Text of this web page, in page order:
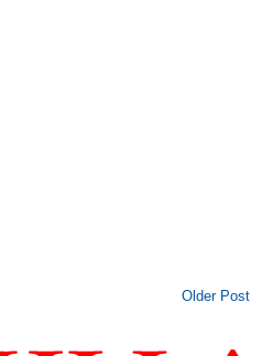
Older Post